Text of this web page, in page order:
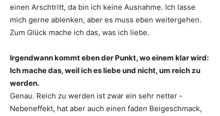
einen Arschtritt, da bin ich keine Ausnahme. Ich lasse
mich gerne ablenken, aber es muss eben weitergehen.
Zum Glück mache ich das, was ich liebe.
Irgendwann kommt eben der Punkt, wo einem klar wird:
Ich mache das, weil ich es liebe und nicht, um reich zu
werden.
Genau. Reich zu werden ist zwar ein sehr ­netter ­
Nebeneffekt, hat aber auch einen faden Bei­geschmack,